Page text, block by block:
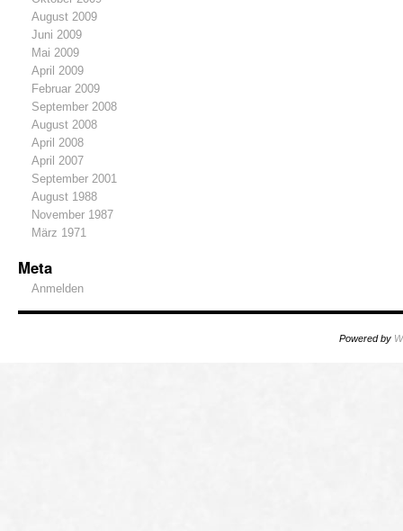
August 2009
Juni 2009
Mai 2009
April 2009
Februar 2009
September 2008
August 2008
April 2008
April 2007
September 2001
August 1988
November 1987
März 1971
Meta
Anmelden
Powered by